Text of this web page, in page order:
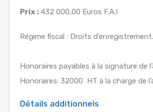
Prix : 432 000,00 Euros F.A.I
Régime fiscal : Droits d’enregistrement.
Honoraires payables à la signature de
Honoraires: 32000  HT à la charge de
Détails additionnels